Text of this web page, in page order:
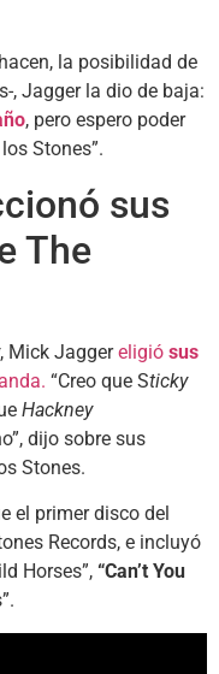
la posibilidad de
, Jagger la dio de baja:
, pero espero poder
Stones”.
sus
The
, Mick Jaggereligió sus
“Creo que Sticky
Hackney
dijo sobre sus
Stones.
el primer disco del
Records, e incluyó
Horses”, “Can’t You